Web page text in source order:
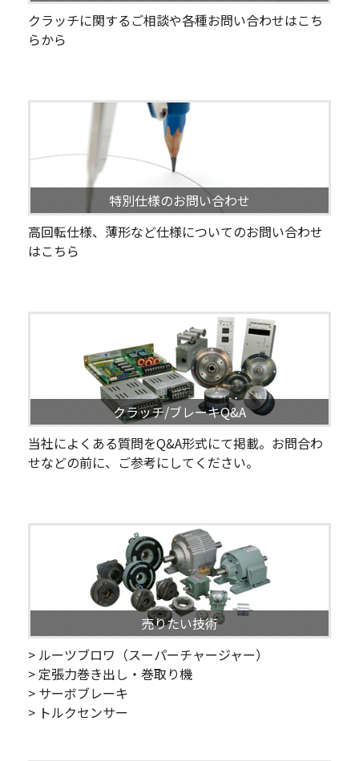
クラッチに関するご相談や各種お問い合わせはこち
らから
特別仕様のお問い合わせ
高回転仕様、薄形など仕様についてのお問い合わせ
はこちら
クラッチ/ブレーキQ&A
当社によくある質問をQ&A形式にて掲載。お問合わ
せなどの前に、ご参考にしてください。
売りたい技術
> ルーツブロワ（スーパーチャージャー）
> 定張力巻き出し・巻取り機
> サーボブレーキ
> トルクセンサー